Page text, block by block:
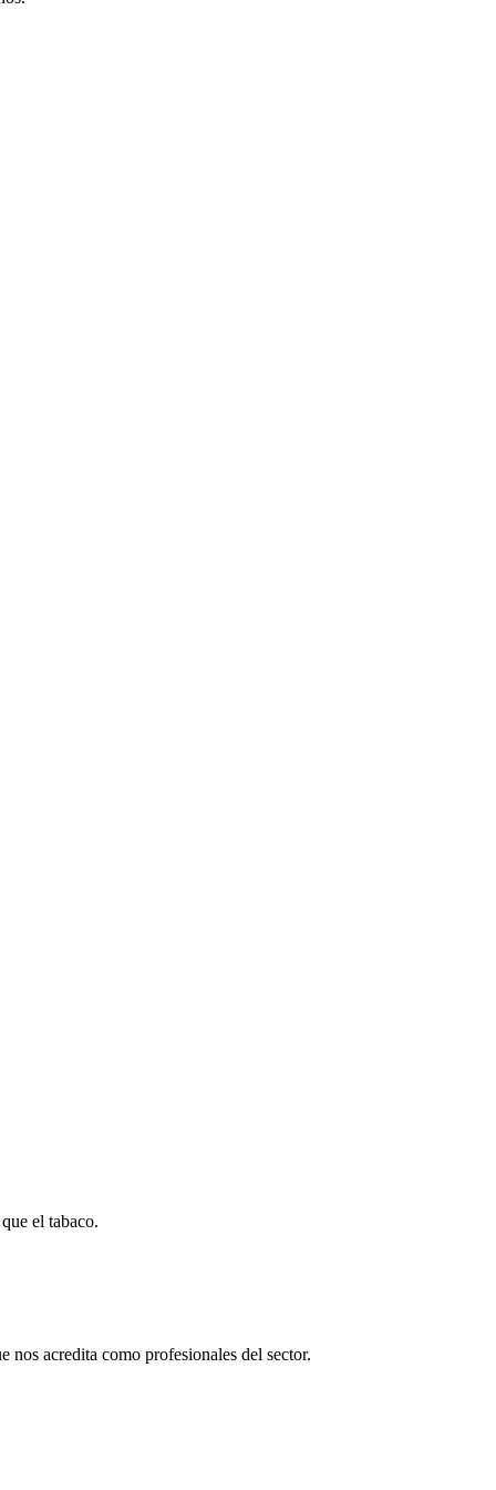
el tabaco.
acredita como profesionales del sector.